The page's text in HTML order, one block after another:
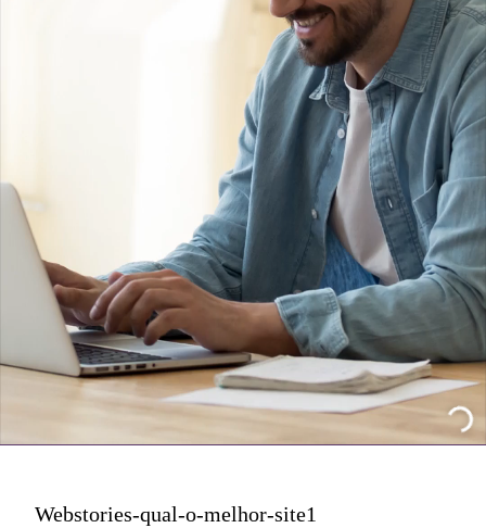
Webstories-qual-o-melhor-site1